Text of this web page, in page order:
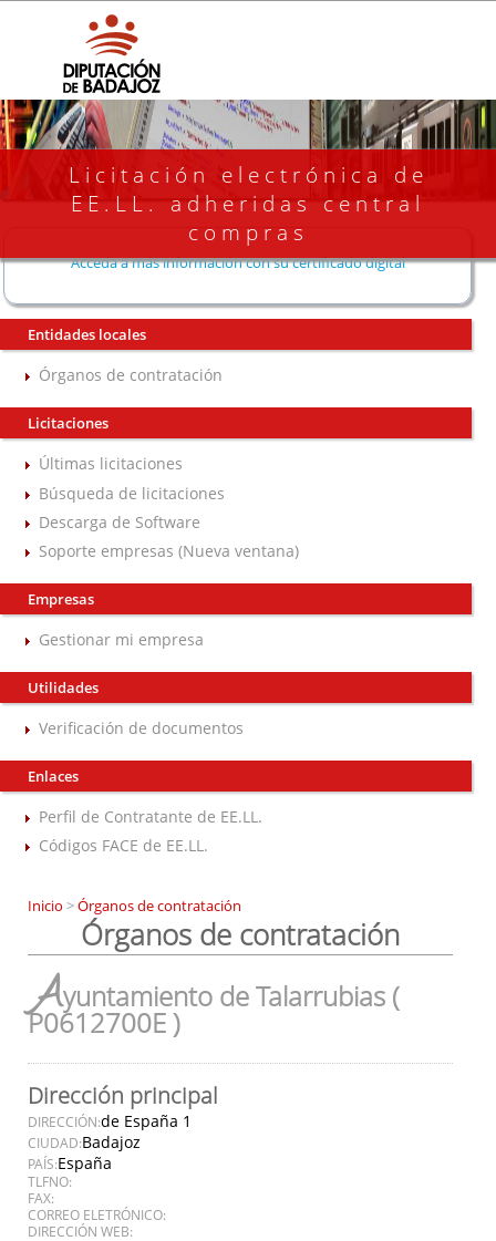
Licitación electrónica de
EE.LL. adheridas central
compras
Acceda a más información con su certificado digital
Entidades locales
Órganos de contratación
Licitaciones
Últimas licitaciones
Búsqueda de licitaciones
Descarga de Software
Soporte empresas (Nueva ventana)
Empresas
Gestionar mi empresa
Utilidades
Verificación de documentos
Enlaces
Perfil de Contratante de EE.LL.
Códigos FACE de EE.LL.
Inicio >Órganos de contratación
Órganos de contratación
Ayuntamiento de Talarrubias (
P0612700E )
Dirección principal
DIRECCIÓN:de España 1
CIUDAD:Badajoz
PAÍS:España
TLFNO:
FAX:
CORREO ELETRÓNICO:
DIRECCIÓN WEB: